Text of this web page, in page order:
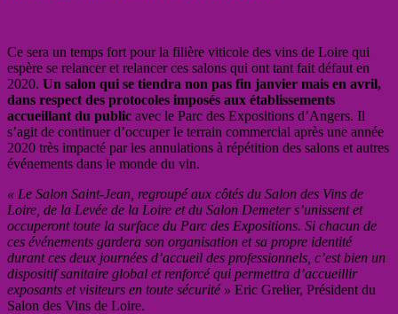
Ce sera un temps fort pour la filière viticole des vins de Loire qui
espère se relancer et relancer ces salons qui ont tant fait défaut en
2020. Un salon qui se tiendra non pas fin janvier mais en avril,
dans respect des protocoles imposés aux établissements
accueillant du public avec le Parc des Expositions d’Angers. Il
s’agit de continuer d’occuper le terrain commercial après une année
2020 très impacté par les annulations à répétition des salons et autres
événements dans le monde du vin.
« Le Salon Saint-Jean, regroupé aux côtés du Salon des Vins de
Loire, de la Levée de la Loire et du Salon Demeter s’unissent et
occuperont toute la surface du Parc des Expositions. Si chacun de
ces événements gardera son organisation et sa propre identité
durant ces deux journées d’accueil des professionnels, c’est bien un
dispositif sanitaire global et renforcé qui permettra d’accueillir
exposants et visiteurs en toute sécurité » Eric Grelier, Président du
Salon des Vins de Loire.